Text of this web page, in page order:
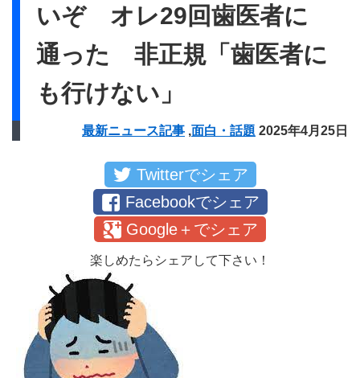
いぞ オレ29回歯医者に
通った 非正規「歯医者に
も行けない」
最新ニュース記事 ,面白・話題 2025年4月25日
Twitterでシェア
Facebookでシェア
Google＋でシェア
楽しめたらシェアして下さい！